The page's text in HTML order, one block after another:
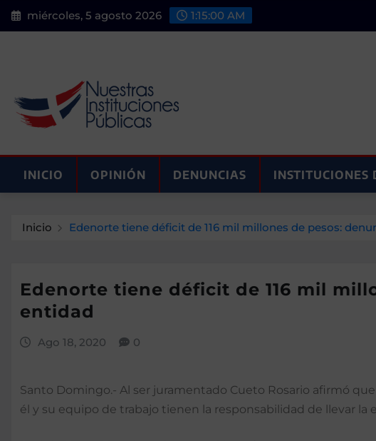
Saltar
al
miércoles, 5 agosto 2026 1:15:01 AM
INICIO OPINIÓN DENUNCIAS INSTITUCIONES
Inicio Edenorte tiene déficit de 116 mil millones de pesos:
Edenorte tiene déficit de 116 mil
entidad
Ago 18, 2020 0
Santo Domingo.- Al ser juramentado Cueto Rosario afirmó
él y su equipo de trabajo tienen la responsabilidad de llevar la